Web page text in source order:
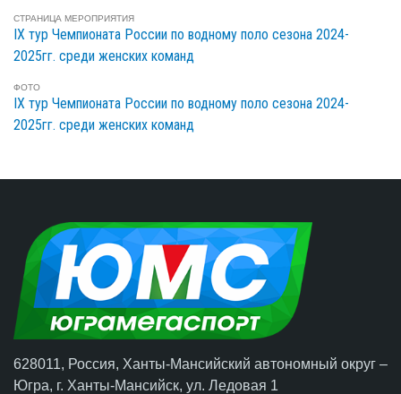
СТРАНИЦА МЕРОПРИЯТИЯ
IX тур Чемпионата России по водному поло сезона 2024-
2025гг. среди женских команд
ФОТО
IX тур Чемпионата России по водному поло сезона 2024-
2025гг. среди женских команд
628011, Россия, Ханты-Мансийский автономный округ –
Югра, г. Ханты-Мансийск, ул. Ледовая 1